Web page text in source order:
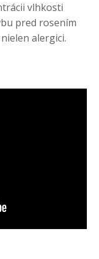
vlhkosti
pred rosením
alergici.